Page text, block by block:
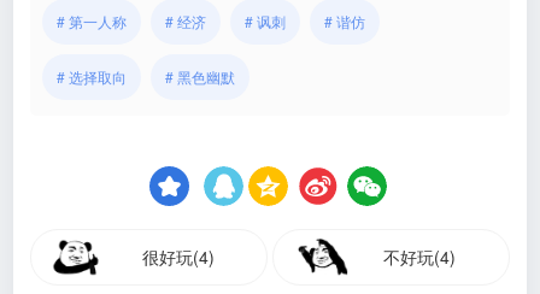
# 第一人称 # 经济 # 讽刺 # 谐仿
# 选择取向 # 黑色幽默
很好玩(4) 不好玩(4)